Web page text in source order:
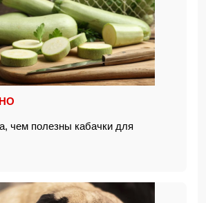
чем полезны кабачки для